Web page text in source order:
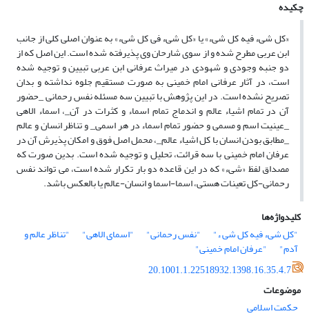
چکیده
«کل شیء فیه کل شیء» یا «کل شیء فی کل شیء» به عنوان اصلی کلی از جانب
ابن عربی مطرح شده و از سوی شارحان وی پذیرفته شده است. این اصل که از
دو جنبه وجودی و شهودی در میراث عرفانی ابن عربی تبیین و توجیه شده
است، در آثار عرفانی امام خمینی به صورت مستقیم جلوه نداشته و بدان
تصریح نشده است. در این پژوهش با تبیین سه مسئله نفس رحمانی _حضور
آن در تمام اشیاء عالم و اندماج تمام اسماء و کثرات در آن_، اسماء الاهی
_عینیت اسم و مسمی و حضور تمام اسماء در هر اسمی_ و تناظر انسان و عالم
_مطابق بودن انسان با کل اشیاء عالم_، محمل اصل فوق و امکان پذیرش آن در
عرفان امام خمینی با سه قرائت، تحلیل و توجیه شده است. بدین صورت که
مصداق لفظ «شیء» که در این قاعده دو بار تکرار شده است، می تواند نفس
رحمانی-کل تعینات هستی، اسما-اسما و انسان-عالم یا بالعکس باشد.
کلیدواژه‌ها
"کل شیء فیه کل شی ء"
"نفس رحمانی" "اسمای الاهی" "تناظر عالم و
آدم"
"عرفان امام خمینی"
20.1001.1.22518932.1398.16.35.4.7
موضوعات
حکمت اسلامی